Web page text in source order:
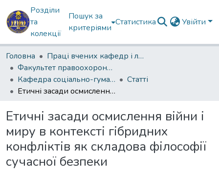
Розділи
та
колекції
Пошук за
критеріями
Статистика Увійти
Головна
Праці вчених кафедр і лабораторій
Факультет правоохоронної діяльності
Кафедра соціально-гуманітарних дисциплін
Статті
Етичні засади осмислення війни і миру в контексті гібридних конфліктів як складова філософії сучасної безпеки
Етичні засади осмислення війни і
миру в контексті гібридних
конфліктів як складова філософії
сучасної безпеки